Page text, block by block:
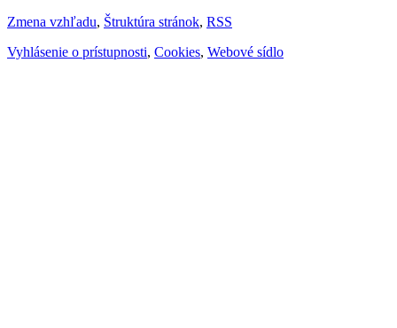
Zmena vzhľadu, Štruktúra stránok, RSS
Vyhlásenie o prístupnosti, Cookies, Webové sídlo